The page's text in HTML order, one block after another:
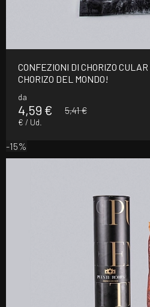
CONFEZIONI DI CHORIZO
CHORIZO DEL MONDO!
da
4,59 €
€ / Ud.
5,41 €
-15%